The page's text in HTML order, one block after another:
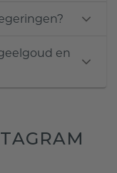
en